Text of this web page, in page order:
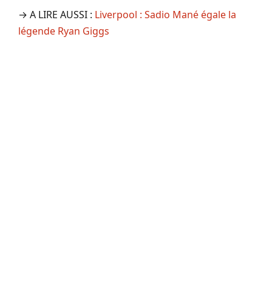
→ A LIRE AUSSI : Liverpool : Sadio Mané égale la
légende Ryan Giggs